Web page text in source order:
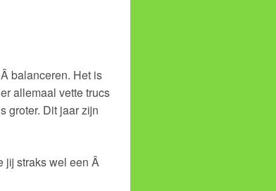
balanceren. Het is
allemaal vette trucs
groter. Dit jaar zijn
jij straks wel een Â